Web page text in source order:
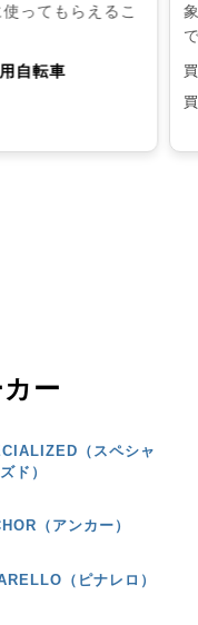
ってもらえるこ
自転車
ー
（スペシャ
ド）
（アンカー）
（ピナレロ）